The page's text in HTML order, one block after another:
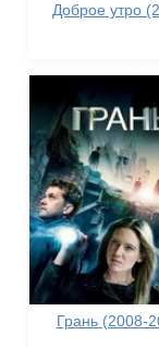
Доброе утро
Грань (2008-